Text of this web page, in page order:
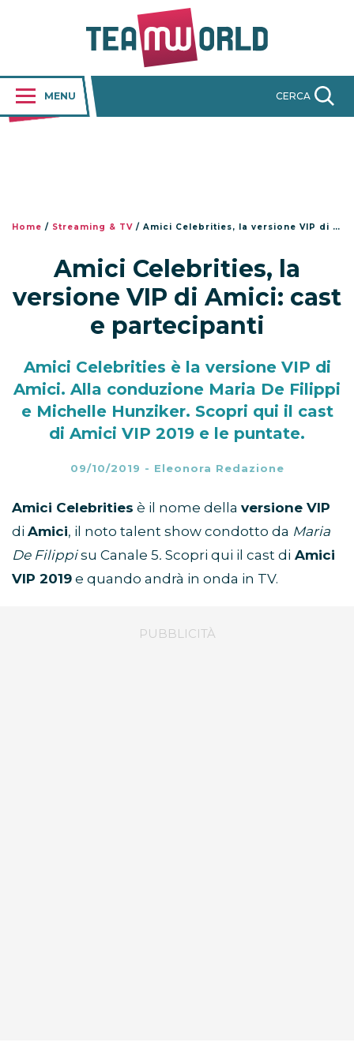
MENU CERCA
Home / Streaming & TV / Amici Celebrities, la versione VIP di Amici: cast e partecipanti
Amici Celebrities, la
versione VIP di Amici: cast
e partecipanti
Amici Celebrities è la versione VIP di
Amici. Alla conduzione Maria De Filippi
e Michelle Hunziker. Scopri qui il cast
di Amici VIP 2019 e le puntate.
09/10/2019 - Eleonora Redazione
Amici Celebrities è il nome della versione VIP
di Amici, il noto talent show condotto da Maria
De Filippisu Canale 5. Scopri qui il cast di Amici
VIP 2019 e quando andrà in onda in TV.